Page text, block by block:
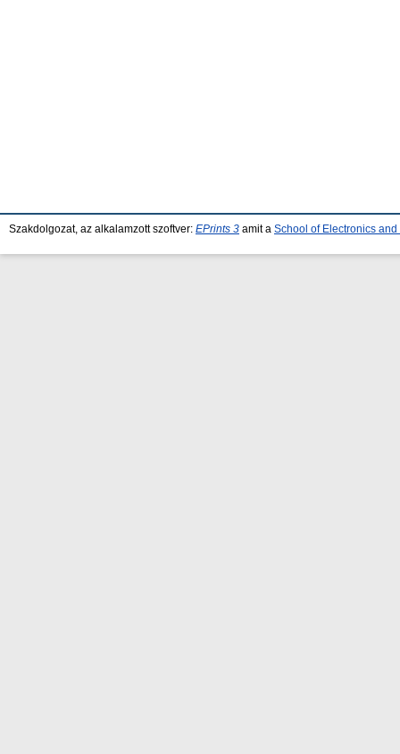
Szakdolgozat, az alkalamzott szoftver: EPrints 3 amit a School of Electronics